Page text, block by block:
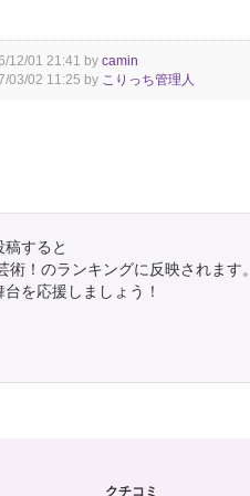
12/01 21:41 by camin
03/02 11:25 by こりっち管理人
稿すると
術！のランキングに反映されます。
を応援しましょう！
クチコミ